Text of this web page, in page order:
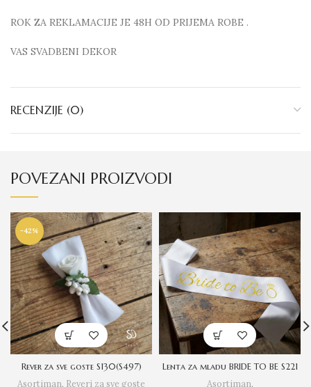
ROK ZA REKLAMACIJE JE 48H OD PRIJEMA ROBE .
VAS SVADBENI DEKOR
RECENZIJE (0)
POVEZANI PROIZVODI
-42%
Rever za sve goste S130(S497)
Asortiman, Reveri za sve goste
Lenta za mladu BRIDE TO BE S221
Asortiman,